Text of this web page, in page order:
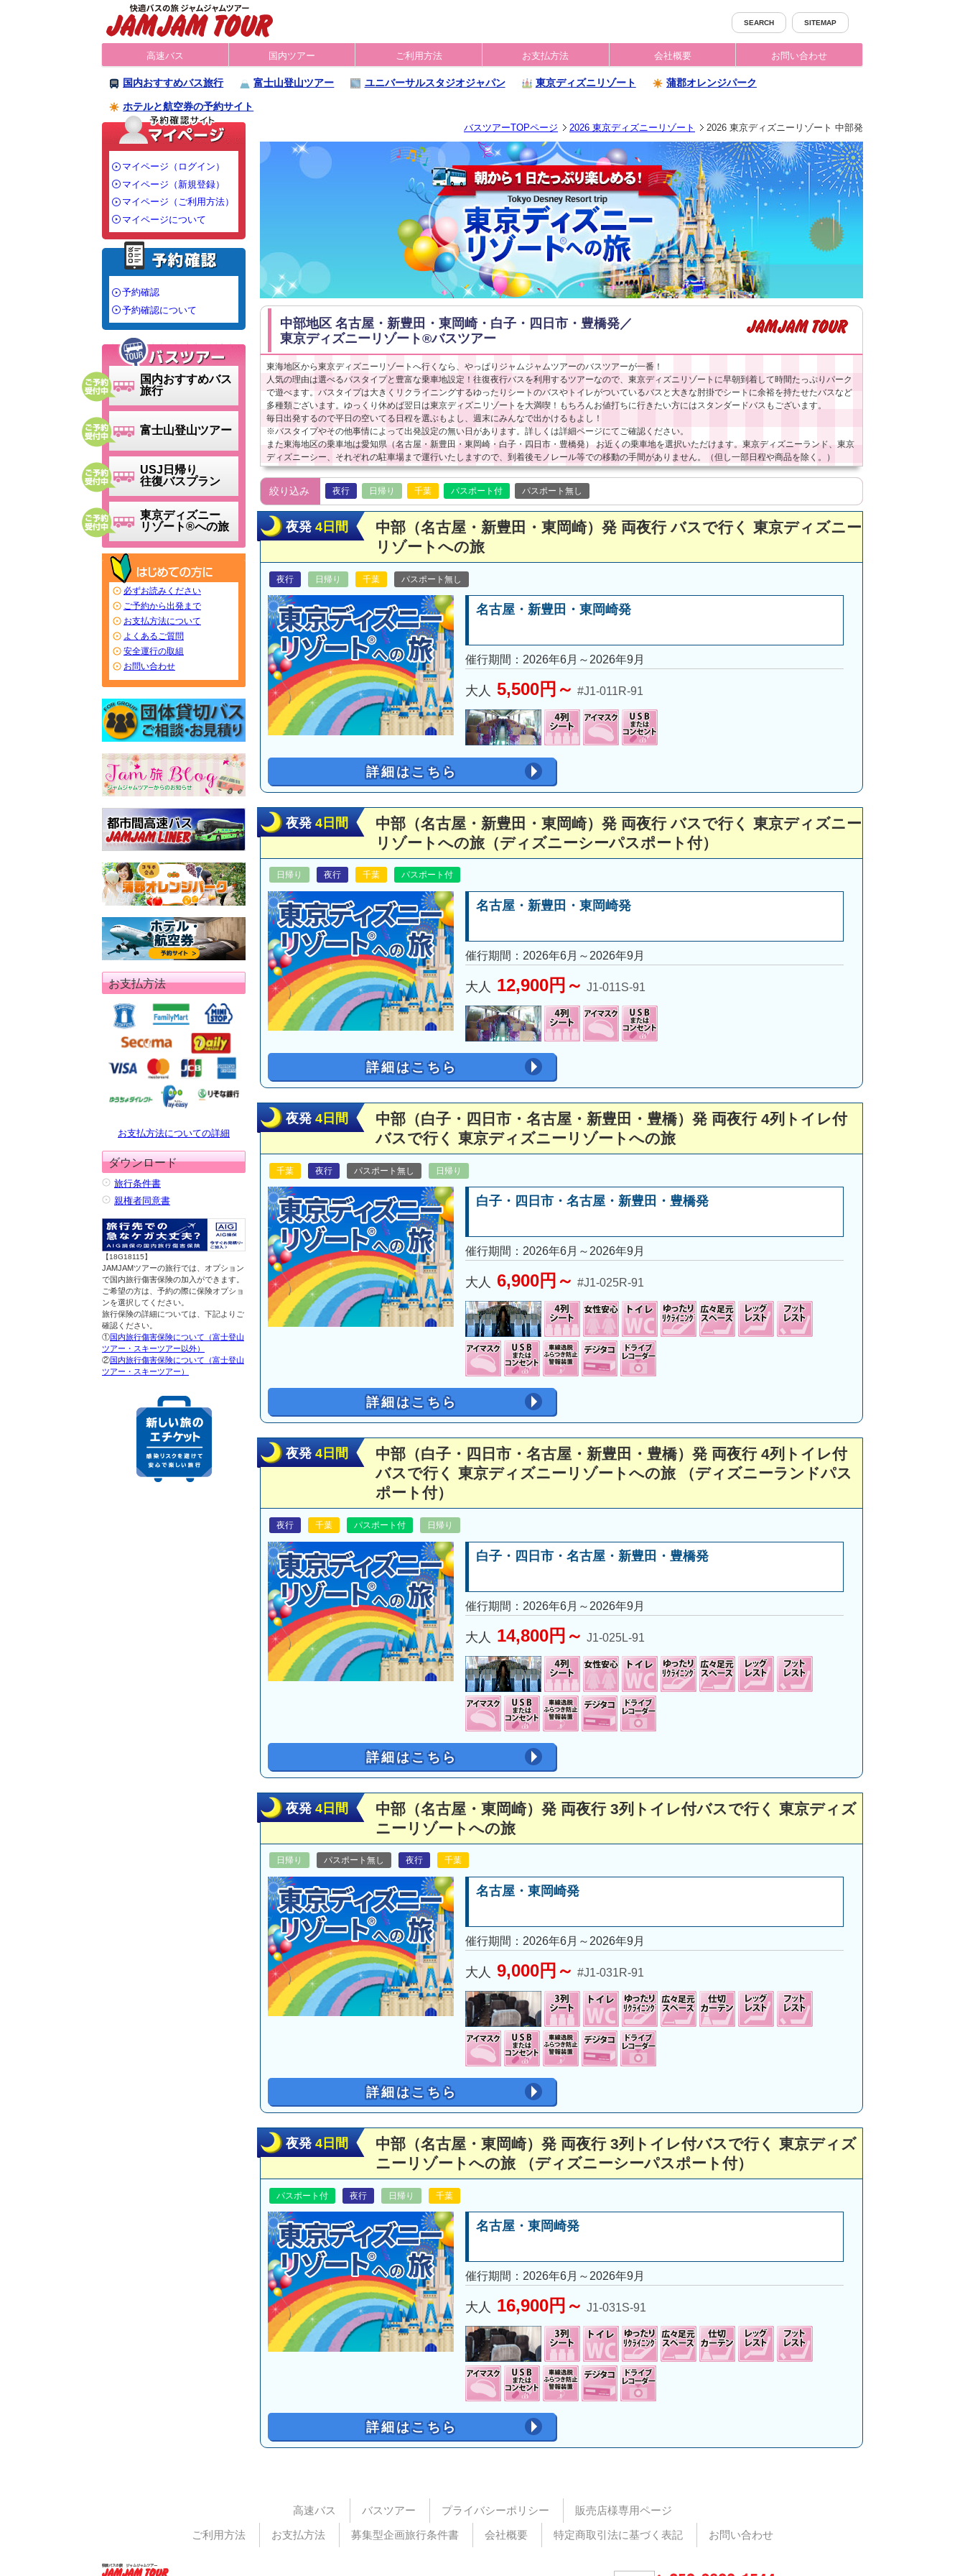
SEARCH SITEMAP
高速バス 国内ツアー ご利用方法 お支払方法 会社概要 お問い合わせ
国内おすすめバス旅行 富士山登山ツアー ユニバーサルスタジオジャパン 東京ディズニリゾート 蒲郡オレンジパーク
ホテルと航空券の予約サイト
バスツアーTOPページ 2026 東京ディズニーリゾート 2026 東京ディズニーリゾート 中部発
中部地区 名古屋・新豊田・東岡崎・白子・四日市・豊橋発／
東京ディズニーリゾート®バスツアー
東海地区から東京ディズニーリゾートへ行くなら、やっぱりジャムジャムツアーのバスツアーが一番！
人気の理由は選べるバスタイプと豊富な乗車地設定！往復夜行バスを利用するツアーなので、東京ディズニリゾートに早朝到着して時間たっぷりパーク
で遊べます。バスタイプは大きくリクライニングするゆったりシートのバスやトイレがついているバスと大きな肘掛でシートに余裕を持たせたバスなど
多種類ございます。ゆっくり休めば翌日は東京ディズニリゾートを大満喫！もちろんお値打ちに行きたい方にはスタンダードバスもございます。
毎日出発するので平日の空いてる日程を選ぶもよし、週末にみんなで出かけるもよし！
※バスタイプやその他事情によって出発設定の無い日があります。詳しくは詳細ページにてご確認ください。
また東海地区の乗車地は愛知県（名古屋・新豊田・東岡崎・白子・四日市・豊橋発） お近くの乗車地を選択いただけます。東京ディズニーランド、東京
ディズニーシー、それぞれの駐車場まで運行いたしますので、到着後モノレール等での移動の手間がありません。（但し一部日程や商品を除く。）
絞り込み 夜行 日帰り 千葉 パスポート付 パスポート無し
夜発 4日間
中部（名古屋・新豊田・東岡崎）発 両夜行 バスで行く 東京ディズニー
リゾートへの旅
夜行 日帰り 千葉 パスポート無し
名古屋・新豊田・東岡崎発
催行期間：2026年6月～2026年9月
大人 5,500円～ #J1-011R-91
詳細はこちら
夜発 4日間
中部（名古屋・新豊田・東岡崎）発 両夜行 バスで行く 東京ディズニー
リゾートへの旅（ディズニーシーパスポート付）
日帰り 夜行 千葉 パスポート付
名古屋・新豊田・東岡崎発
催行期間：2026年6月～2026年9月
大人 12,900円～ J1-011S-91
詳細はこちら
夜発 4日間
中部（白子・四日市・名古屋・新豊田・豊橋）発 両夜行 4列トイレ付
バスで行く 東京ディズニーリゾートへの旅
千葉 夜行 パスポート無し 日帰り
白子・四日市・名古屋・新豊田・豊橋発
催行期間：2026年6月～2026年9月
大人 6,900円～ #J1-025R-91
詳細はこちら
夜発 4日間
中部（白子・四日市・名古屋・新豊田・豊橋）発 両夜行 4列トイレ付
バスで行く 東京ディズニーリゾートへの旅 （ディズニーランドパス
ポート付）
夜行 千葉 パスポート付 日帰り
白子・四日市・名古屋・新豊田・豊橋発
催行期間：2026年6月～2026年9月
大人 14,800円～ J1-025L-91
詳細はこちら
夜発 4日間
中部（名古屋・東岡崎）発 両夜行 3列トイレ付バスで行く 東京ディズ
ニーリゾートへの旅
日帰り パスポート無し 夜行 千葉
名古屋・東岡崎発
催行期間：2026年6月～2026年9月
大人 9,000円～ #J1-031R-91
詳細はこちら
夜発 4日間
中部（名古屋・東岡崎）発 両夜行 3列トイレ付バスで行く 東京ディズ
ニーリゾートへの旅 （ディズニーシーパスポート付）
パスポート付 夜行 日帰り 千葉
名古屋・東岡崎発
催行期間：2026年6月～2026年9月
大人 16,900円～ J1-031S-91
詳細はこちら
マイページ（ログイン）
マイページ（新規登録）
マイページ（ご利用方法）
マイページについて
予約確認
予約確認について
国内おすすめバス
旅行
富士山登山ツアー
USJ日帰り
往復バスプラン
東京ディズニー
リゾート®への旅
必ずお読みください
ご予約から出発まで
お支払方法について
よくあるご質問
安全運行の取組
お問い合わせ
お支払方法
お支払方法についての詳細
ダウンロード
旅行条件書
親権者同意書
【18G18115】
JAMJAMツアーの旅行では、オプション
で国内旅行傷害保険の加入ができます。
ご希望の方は、予約の際に保険オプショ
ンを選択してください。
旅行保険の詳細については、下記よりご
確認ください。
①国内旅行傷害保険について（富士登山
ツアー・スキーツアー以外）
②国内旅行傷害保険について（富士登山
ツアー・スキーツアー）
高速バス バスツアー プライバシーポリシー
販売店様専用ページ
ご利用方法
お支払方法 募集型企画旅行条件書 会社概要 特定商取引法に基づく表記 お問い合わせ